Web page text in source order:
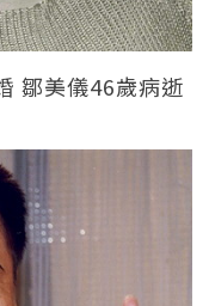
鄒美儀46歲病逝